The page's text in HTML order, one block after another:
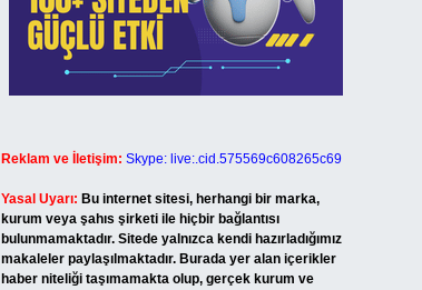
Reklam ve İletişim: Skype: live:.cid.575569c608265c69
Yasal Uyarı: Bu internet sitesi, herhangi bir marka,
kurum veya şahıs şirketi ile hiçbir bağlantısı
bulunmamaktadır. Sitede yalnızca kendi hazırladığımız
makaleler paylaşılmaktadır. Burada yer alan içerikler
haber niteliği taşımamakta olup, gerçek kurum ve